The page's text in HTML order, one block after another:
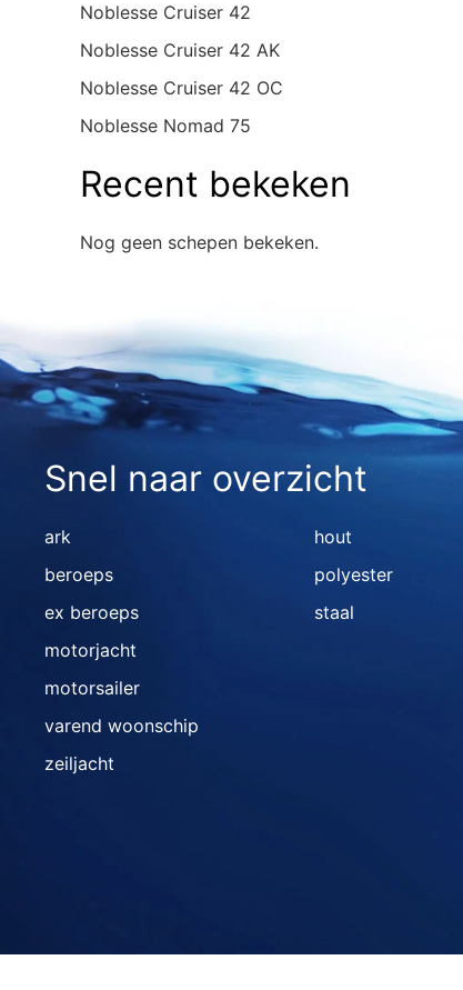
Noblesse Cruiser 42
Noblesse Cruiser 42 AK
Noblesse Cruiser 42 OC
Noblesse Nomad 75
Recent bekeken
Nog geen schepen bekeken.
Snel naar overzicht
ark
beroeps
ex beroeps
motorjacht
motorsailer
varend woonschip
zeiljacht
hout
polyester
staal